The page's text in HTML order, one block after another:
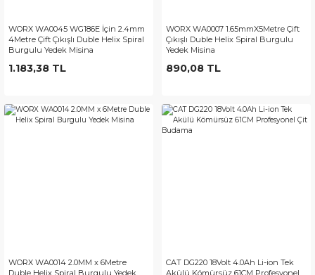
WORX WA0045 WG186E İçin 2.4mm
4Metre Çift Çıkışlı Duble Helix Spiral
Burgulu Yedek Misina
1.183,38 TL
WORX WA0007 1.65mmX5Metre Çift
Çıkışlı Duble Helix Spiral Burgulu
Yedek Misina
890,08 TL
WORX WA0014 2.0MM x 6Metre
Duble Helix Spiral Burgulu Yedek
CAT DG220 18Volt 4.0Ah Li-ion Tek
Akülü Kömürsüz 61CM Profesyonel